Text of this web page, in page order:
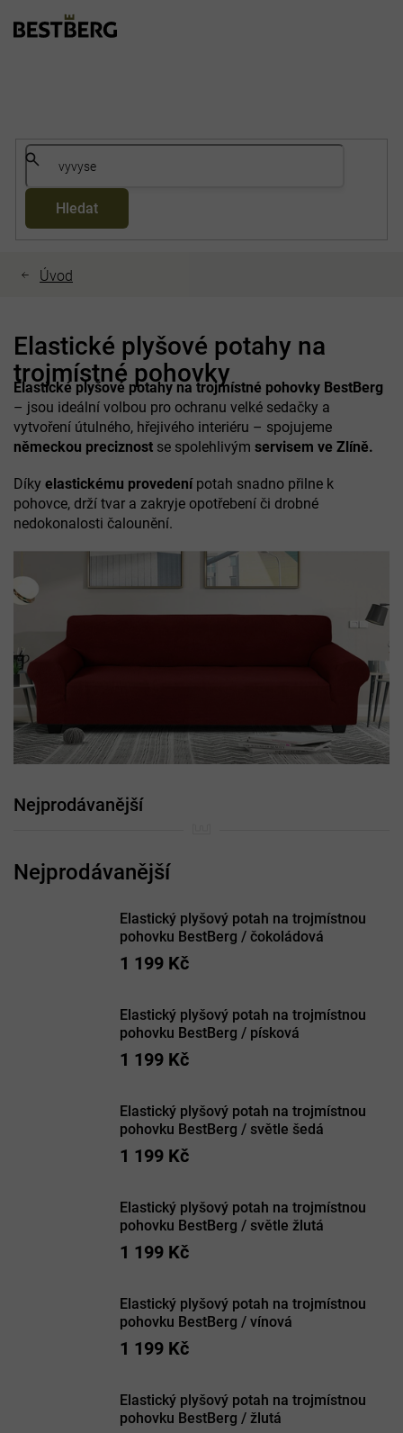
Hledat
Elastické plyšové potahy na
trojmístné pohovky
Elastické plyšové potahy na trojmístné pohovky BestBerg
– jsou ideální volbou pro ochranu velké sedačky a
vytvoření útulného, hřejivého interiéru – spojujeme
německou preciznost se spolehlivým servisem ve Zlíně.
Díky elastickému provedenípotah snadno přilne k
pohovce, drží tvar a zakryje opotřebení či drobné
nedokonalosti čalounění.
Nejprodávanější
Elastický plyšový potah na trojmístnou
pohovku BestBerg / čokoládová
1 199 Kč
Elastický plyšový potah na trojmístnou
pohovku BestBerg / písková
1 199 Kč
Elastický plyšový potah na trojmístnou
pohovku BestBerg / světle šedá
1 199 Kč
Elastický plyšový potah na trojmístnou
pohovku BestBerg / světle žlutá
1 199 Kč
Elastický plyšový potah na trojmístnou
pohovku BestBerg / vínová
1 199 Kč
Elastický plyšový potah na trojmístnou
pohovku BestBerg / žlutá